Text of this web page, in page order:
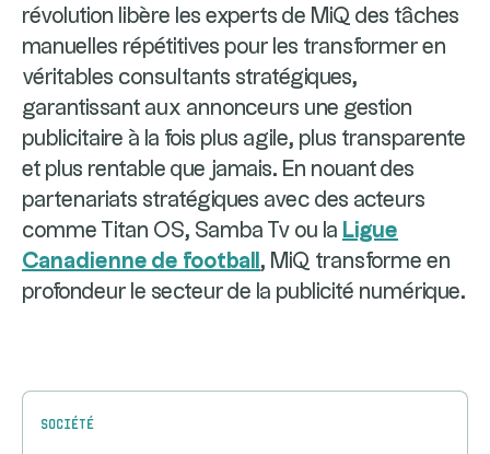
révolution libère les experts de MiQ des tâches
manuelles répétitives pour les transformer en
véritables consultants stratégiques,
garantissant aux annonceurs une gestion
publicitaire à la fois plus agile, plus transparente
et plus rentable que jamais. En nouant des
partenariats stratégiques avec des acteurs
comme Titan OS, Samba Tv ou la Ligue
Canadienne de football , MiQ transforme en
profondeur le secteur de la publicité numérique.
Société